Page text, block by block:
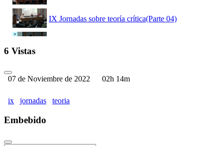
IX Jornadas sobre teoría crítica(Parte 04)
6 Vistas
07 de Noviembre de 2022 02h 14m
ix jornadas teoria
Embebido